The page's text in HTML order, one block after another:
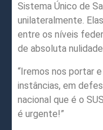
Sistema Único de
unilateralmente.
entre os níveis
de absoluta
“Iremos nos portar
instâncias, em
nacional que é o
é urgente!”